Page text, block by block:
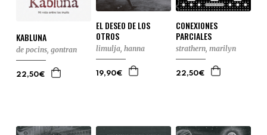
KABLUNA
de pocins, gontran
22,50€
EL DESEO DE LOS
OTROS
limulja, hanna
19,90€
CONEXIONES
PARCIALES
strathern, marilyn
22,50€